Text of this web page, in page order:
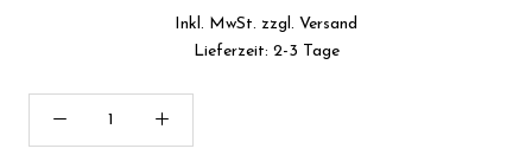
Inkl. MwSt. zzgl. Versand
Lieferzeit: 2-3 Tage